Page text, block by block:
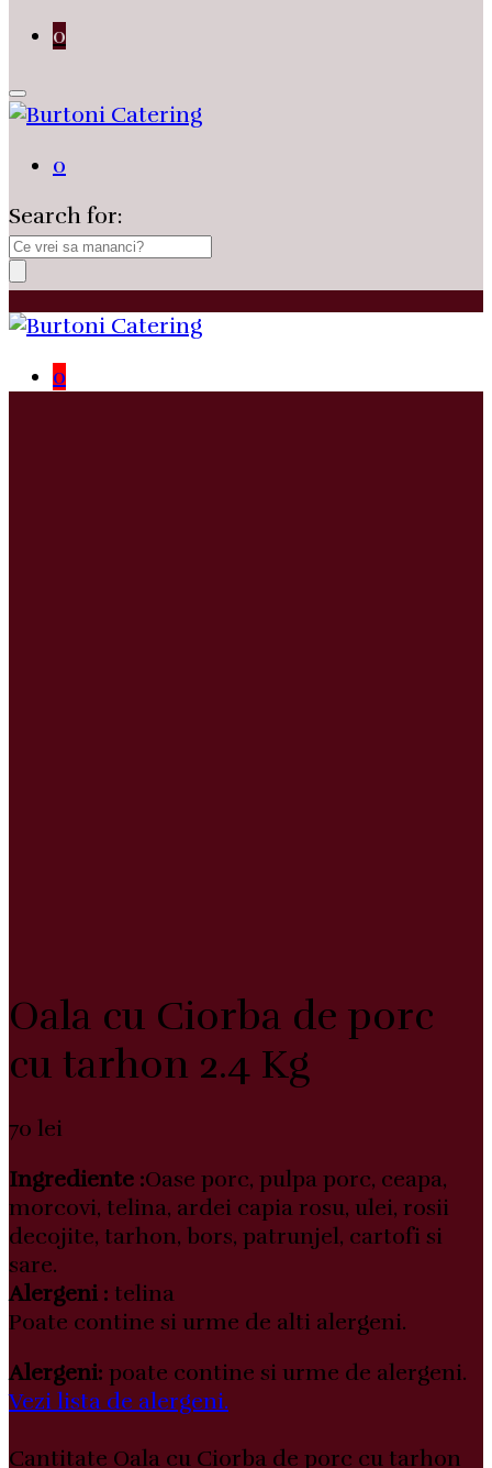
0
0
Search for:
0
Oala cu Ciorba de porc
cu tarhon 2.4 Kg
70 lei
Ingrediente :Oase porc, pulpa porc, ceapa,
morcovi, telina, ardei capia rosu, ulei, rosii
decojite, tarhon, bors, patrunjel, cartofi si
sare.
Alergeni : telina
Poate contine si urme de alti alergeni.
Alergeni: poate contine si urme de alergeni.
Vezi lista de alergeni.
Cantitate Oala cu Ciorba de porc cu tarhon